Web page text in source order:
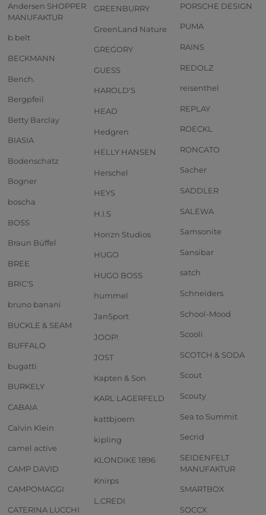
Andersen SHOPPER
MANUFAKTUR
b.belt
BECKMANN
Bench.
Bergpfeil
Betty Barclay
BIASIA
Bodenschatz
Bogner
boscha
BOSS
Braun Büffel
BREE
BRIC'S
bruno banani
BUCKLE & SEAM
BUFFALO
bugatti
BURKELY
CABAIA
Calvin Klein
camel active
CAMP DAVID
CAMPOMAGGI
CATERINA LUCCHI
GREENBURRY
GreenLand Nature
GREGORY
GUESS
HAROLD'S
HEAD
Hedgren
HELLY HANSEN
Herschel
HEYS
H.I.S
Horizn Studios
HUGO
HUGO BOSS
hummel
JanSport
JOOP!
JOST
Kapten & Son
KARL LAGERFELD
kattbjoern
kipling
KLONDIKE 1896
Knirps
L.CREDI
PORSCHE DESIGN
PUMA
RAINS
REDOLZ
reisenthel
REPLAY
ROECKL
RONCATO
Sacher
SADDLER
SALEWA
Samsonite
Sansibar
satch
Schneiders
School-Mood
Scooli
SCOTCH & SODA
Scout
Scouty
Sea to Summit
Secrid
SEIDENFELT
MANUFAKTUR
SMARTBOX
SOCCX